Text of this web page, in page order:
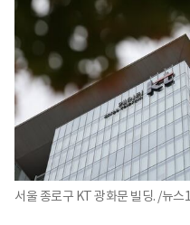
서울 종로구 KT 광화문 빌딩. /뉴스1